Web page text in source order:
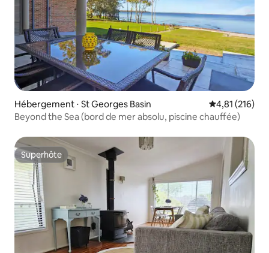
Hébergement ⋅ St Georges Basin Évaluation
4,81 (216)
Beyond the Sea (bord de mer absolu, piscine chauffée)
Superhôte
Superhôte